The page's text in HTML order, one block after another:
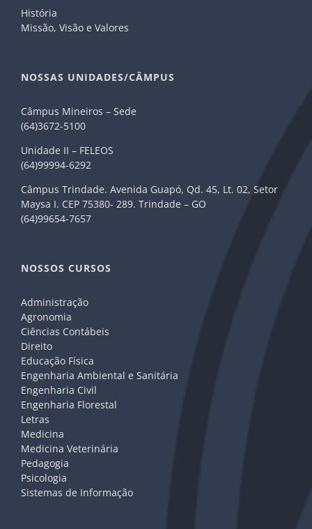
História
Missão, Visão e Valores
NOSSAS UNIDADES/CÂMPUS
Câmpus Mineiros – Sede
(64)3672-5100
Unidade II – FELEOS
(64)99994-6292
Câmpus Trindade. Avenida Guapó, Qd. 45, Lt. 02, Setor
Maysa I. CEP 75380- 289. Trindade – GO
(64)99654-7657
NOSSOS CURSOS
Administração
Agronomia
Ciências Contábeis
Direito
Educação Física
Engenharia Ambiental e Sanitária
Engenharia Civil
Engenharia Florestal
Letras
Medicina
Medicina Veterinária
Pedagogia
Psicologia
Sistemas de Informação